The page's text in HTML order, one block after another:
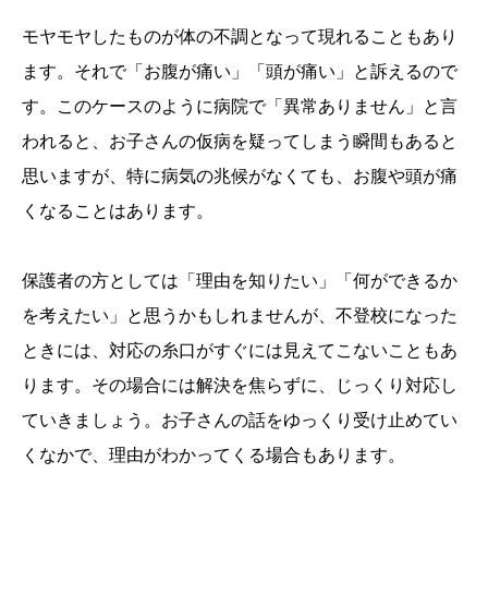
モヤモヤしたものが体の不調となって現れることもあり
ます。それで「お腹が痛い」「頭が痛い」と訴えるので
す。このケースのように病院で「異常ありません」と言
われると、お子さんの仮病を疑ってしまう瞬間もあると
思いますが、特に病気の兆候がなくても、お腹や頭が痛
くなることはあります。
保護者の方としては「理由を知りたい」「何ができるか
を考えたい」と思うかもしれませんが、不登校になった
ときには、対応の糸口がすぐには見えてこないこともあ
ります。その場合には解決を焦らずに、じっくり対応し
ていきましょう。お子さんの話をゆっくり受け止めてい
くなかで、理由がわかってくる場合もあります。